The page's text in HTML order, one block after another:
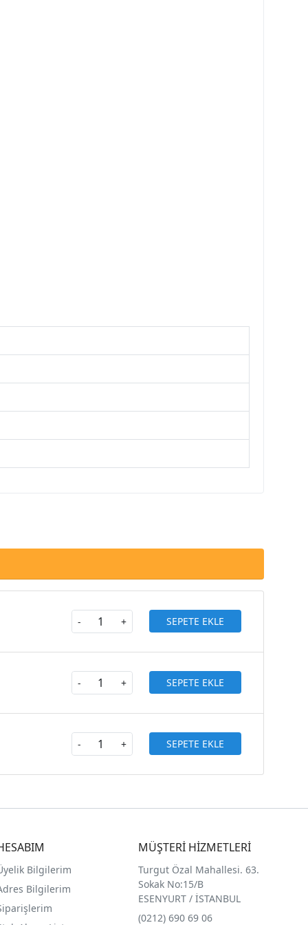
- + SEPETE EKLE
- + SEPETE EKLE
- + SEPETE EKLE
Bilgilerim
Bilgilerim
MÜŞTERİ HİZMETLERİ
Turgut Özal Mahallesi. 63.
Sokak No:15/B
ESENYURT / İSTANBUL
(0212) 690 69 06